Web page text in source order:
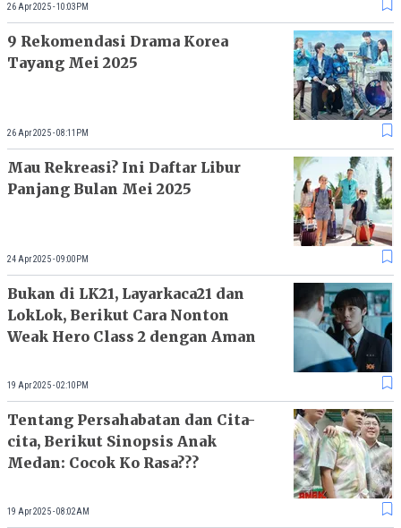
26 Apr 2025 - 10:03PM
9 Rekomendasi Drama Korea
Tayang Mei 2025
26 Apr 2025 - 08:11PM
Mau Rekreasi? Ini Daftar Libur
Panjang Bulan Mei 2025
24 Apr 2025 - 09:00PM
Bukan di LK21, Layarkaca21 dan
LokLok, Berikut Cara Nonton
Weak Hero Class 2 dengan Aman
19 Apr 2025 - 02:10PM
Tentang Persahabatan dan Cita-
cita, Berikut Sinopsis Anak
Medan: Cocok Ko Rasa???
19 Apr 2025 - 08:02AM